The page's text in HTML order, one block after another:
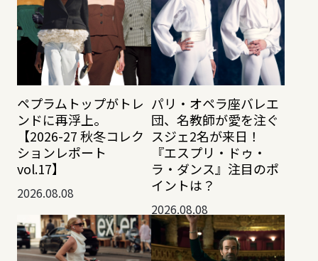
ペプラムトップがトレ
ンドに再浮上。
【2026-27 秋冬コレク
ションレポート
vol.17】
2026.08.08
パリ・オペラ座バレエ
団、名教師が愛を注ぐ
スジェ2名が来日！
『エスプリ・ドゥ・
ラ・ダンス』注目のポ
イントは？
2026.08.08